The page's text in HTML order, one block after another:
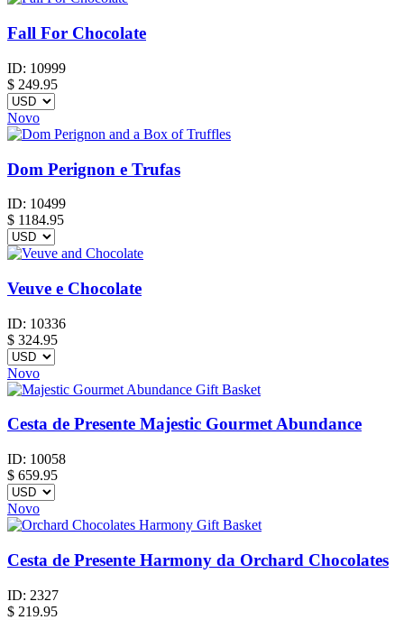
Fall For Chocolate
ID: 10999
$ 249.95
Novo
Dom Perignon e Trufas
ID: 10499
$ 1184.95
Veuve e Chocolate
ID: 10336
$ 324.95
Novo
Cesta de Presente Majestic Gourmet Abundance
ID: 10058
$ 659.95
Novo
Cesta de Presente Harmony da Orchard Chocolates
ID: 2327
$ 219.95